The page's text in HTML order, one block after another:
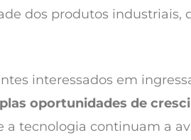
dos produtos
interessados em
oportunidades de
tecnologia continuam a